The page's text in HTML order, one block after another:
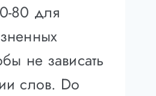
80 для
не зависать
слов. Do